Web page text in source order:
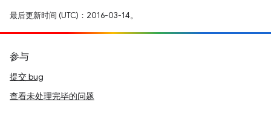
最后更新时间 (UTC)：2016-03-14。
参与
提交 bug
查看未处理完毕的问题